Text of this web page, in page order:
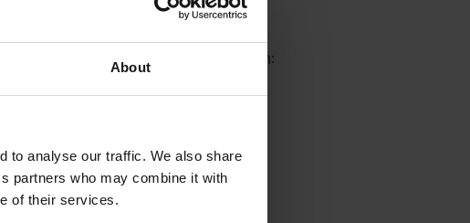
About
to analyse our traffic. We also share
partners who may combine it with
of their services.
kleinschalige olieproducenten:
leverancier,
volgens onze eigen beproefde
klant.